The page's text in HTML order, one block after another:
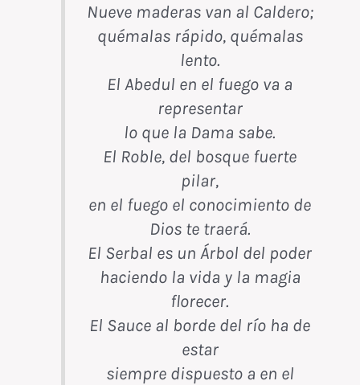
Nueve maderas van al Caldero;
quémalas rápido, quémalas
lento.
El Abedul en el fuego va a
representar
lo que la Dama sabe.
El Roble, del bosque fuerte
pilar,
en el fuego el conocimiento de
Dios te traerá.
El Serbal es un Árbol del poder
haciendo la vida y la magia
florecer.
El Sauce al borde del río ha de
estar
siempre dispuesto a en el